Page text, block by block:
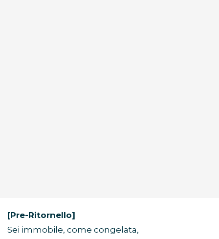
[Pre-Ritornello]
Sei immobile, come congelata,